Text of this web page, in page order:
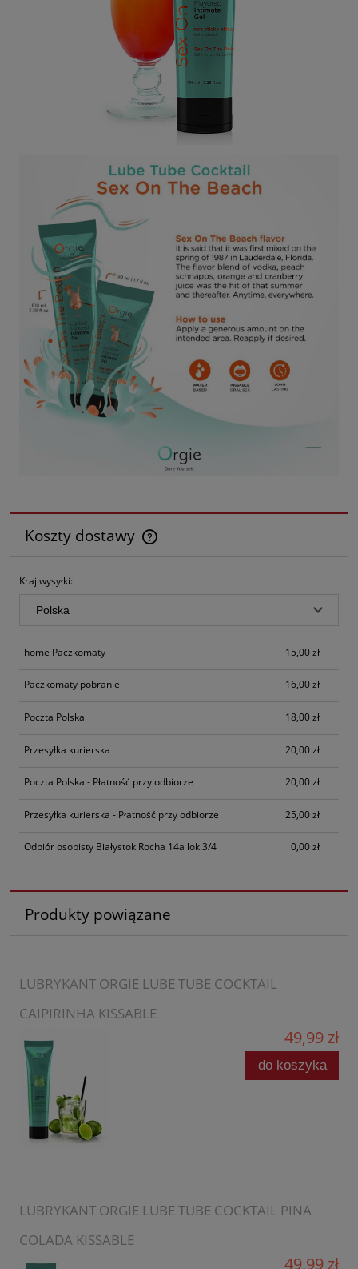
Koszty dostawy
Cena nie zawiera ewentualnych kosztów płatności
Kraj wysyłki:
home Paczkomaty 15,00 zł
Paczkomaty pobranie 16,00 zł
Poczta Polska 18,00 zł
Przesyłka kurierska 20,00 zł
Poczta Polska - Płatność przy odbiorze 20,00 zł
Przesyłka kurierska - Płatność przy odbiorze 25,00 zł
Odbiór osobisty Białystok Rocha 14a lok.3/4 0,00 zł
Produkty powiązane
LUBRYKANT ORGIE LUBE TUBE COCKTAIL
CAIPIRINHA KISSABLE
49,99 zł
do koszyka
LUBRYKANT ORGIE LUBE TUBE COCKTAIL PINA
COLADA KISSABLE
49,99 zł